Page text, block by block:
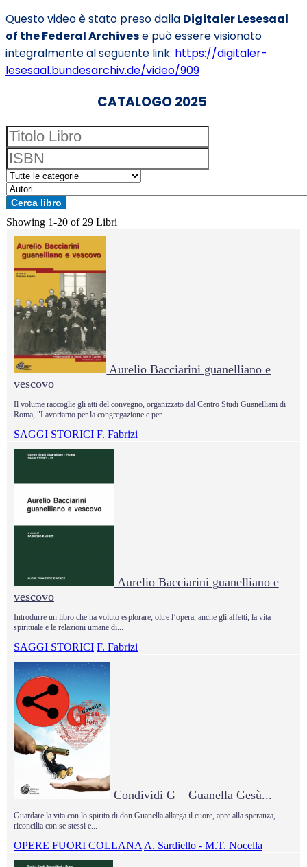
Questo video è stato preso dalla Digitaler Lesesaal
of the Federal Archivese può essere visionato
integralmente al seguente link: https://digitaler-
lesesaal.bundesarchiv.de/video/909
CATALOGO 2025
Showing 1-20 of 29 Libri
Aurelio Bacciarini guanelliano e
vescovo
Il volume raccoglie gli atti del convegno, organizzato dal Centro Studi Guanelliani di
Roma, "Lavoriamo per la congregazione e per...
SAGGI STORICI F. Fabrizi
Aurelio Bacciarini guanelliano e
vescovo
Introdurre un libro che ha voluto esplorare, oltre l’opera, anche gli affetti, la vita
spirituale e le relazioni umane di...
SAGGI STORICI F. Fabrizi
Condividi G – Guanella Gesù...
Guardare la vita con lo spirito di don Guanella allarga il cuore, apre alla speranza,
riconcilia con se stessi e...
OPERE FUORI COLLANA A. Sardiello - M.T. Nocella